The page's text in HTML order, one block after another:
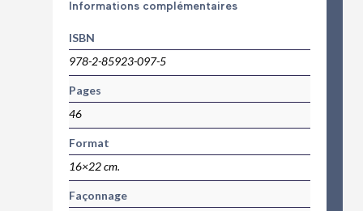
Informations complémentaires
ISBN
978-2-85923-097-5
Pages
46
Format
16×22 cm.
Façonnage